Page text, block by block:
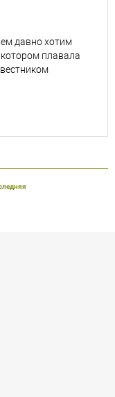
давно хотим
котором плавала